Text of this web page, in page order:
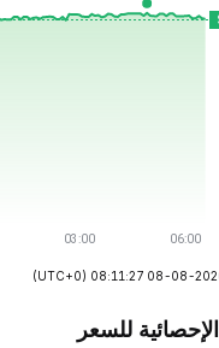
(UTC+0)
الإحصائية للسعر